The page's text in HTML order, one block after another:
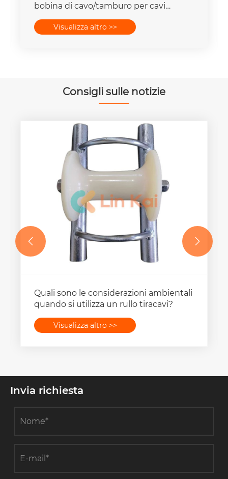
bobina di cavo/tamburo per cavi
Visualizza altro >>
Consigli sulle notizie
Quali sono le considerazioni ambientali
quando si utilizza un rullo tiracavi?
Visualizza altro >>
 
Invia richiesta